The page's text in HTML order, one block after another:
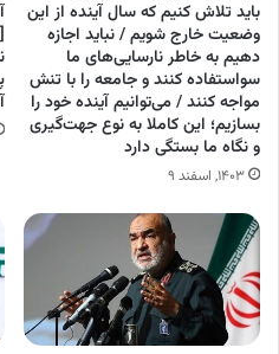
باید تلاش کنیم که سال آینده از این
وضعیت خارج شویم / نباید اجازه
دهیم به خاطر نارسایی‌های ما
سواستفاده کنند و جامعه را با تنش
مواجه کنند / می‌توانیم آینده خود را
بسازیم؛ این کاملا به نوع جهت‌گیری
و نگاه ما بستگی دارد
۱۴۰۳, اسفند ۹